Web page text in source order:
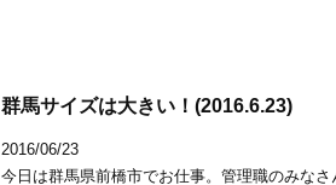
群馬サイズは大きい！(2016.6.23)
2016/06/23
今日は群馬県前橋市でお仕事。管理職のみな